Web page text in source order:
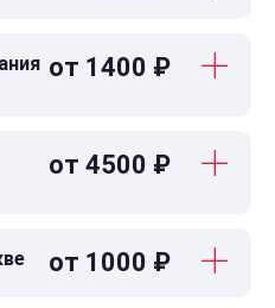
от 1400 ₽
от 4500 ₽
от 1000 ₽